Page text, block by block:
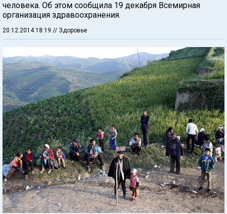
человека. Об этом сообщила 19 декабря Всемирная
организация здравоохранения.
20.12.2014 18:19 // Здоровье